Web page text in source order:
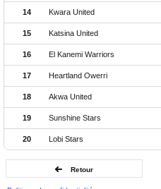
14 Kwara United
15 Katsina United
16 El Kanemi Warriors
17 Heartland Owerri
18 Akwa United
19 Sunshine Stars
20 Lobi Stars
Retour